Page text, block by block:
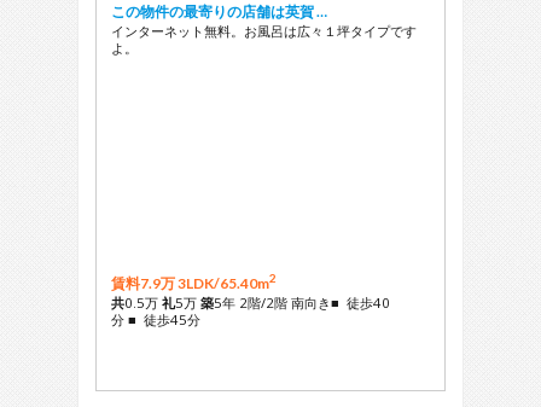
この物件の最寄りの店舗は英賀 …
インターネット無料。お風呂は広々１坪タイプです
よ。
賃料7.9万 3LDK/65.40m2
共0.5万 礼5万 築5年 2階/2階 南向き■ 徒歩40
分 ■ 徒歩45分